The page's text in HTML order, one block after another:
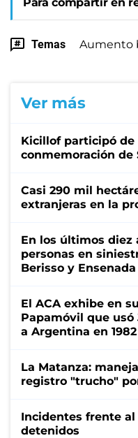
Temas Aumento
Ver más
Kicillof participó
conmemoración de
Casi 290 mil
extranjeras en la
En los últimos diez
personas en
Berisso y Ensenada
El ACA exhibe en
Papamóvil que
a Argentina en 1982
La Matanza:
registro "trucho"
Incidentes frente al
detenidos